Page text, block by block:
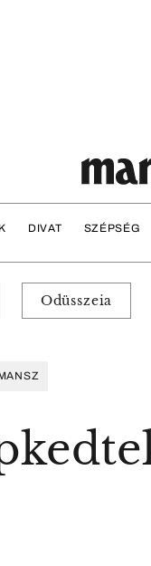
DIVAT SZÉPSÉG
Odüsszeia